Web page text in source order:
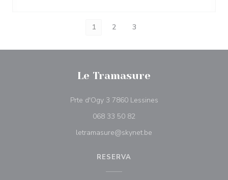
1 2 3
Le Tramasure
Prte d'Ogy 3 7860 Lessines((abre numa nova
068 33 50 82
letramasure@skynet.be
RESERVA